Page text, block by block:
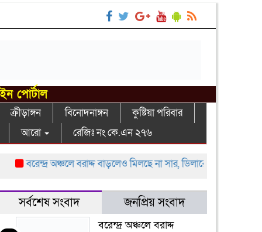
পোর্টাল
ক্রীড়াঙ্গন বিনোদনাঙ্গন
কুষ্টিয়া পরিবার
আরো রেজিঃ নং কে.এন ২৭৬
বরেন্দ্র অঞ্চলে বরাদ্দ বাড়লেও মিলছে না সার, ডিলারের দোকানে
সর্বশেষ সংবাদ জনপ্রিয় সংবাদ
বরেন্দ্র অঞ্চলে বরাদ্দ